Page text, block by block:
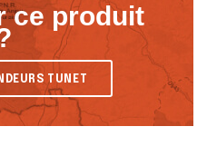
ce produit
TUNET